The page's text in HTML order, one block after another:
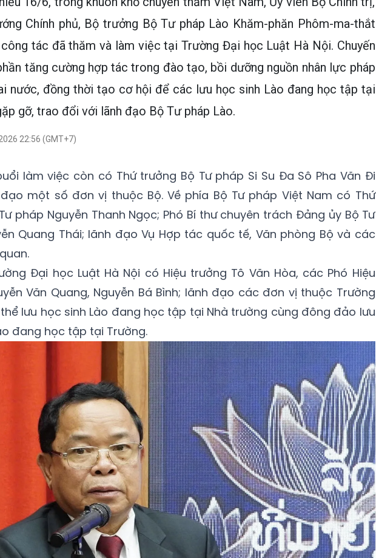
Chính phủ, Bộ trưởng Bộ Tư pháp Lào Khăm-phăn Phôm-ma-thắt
tác đã thăm và làm việc tại Trường Đại học Luật Hà Nội. Chuyến
tăng cường hợp tác trong đào tạo, bồi dưỡng nguồn nhân lực pháp
nước, đồng thời tạo cơ hội để các lưu học sinh Lào đang học tập tại
gỡ, trao đổi với lãnh đạo Bộ Tư pháp Lào.
22:56 (GMT+7)
làm việc còn có Thứ trưởng Bộ Tư pháp Si Su Đa Sô Pha Văn Đi
một số đơn vị thuộc Bộ. Về phía Bộ Tư pháp Việt Nam có Thứ
pháp Nguyễn Thanh Ngọc; Phó Bí thư chuyên trách Đảng ủy Bộ Tư
Quang Thái; lãnh đạo Vụ Hợp tác quốc tế, Văn phòng Bộ và các
Đại học Luật Hà Nội có Hiệu trưởng Tô Văn Hòa, các Phó Hiệu
Văn Quang, Nguyễn Bá Bình; lãnh đạo các đơn vị thuộc Trường
lưu học sinh Lào đang học tập tại Nhà trường cùng đông đảo lưu
đang học tập tại Trường.